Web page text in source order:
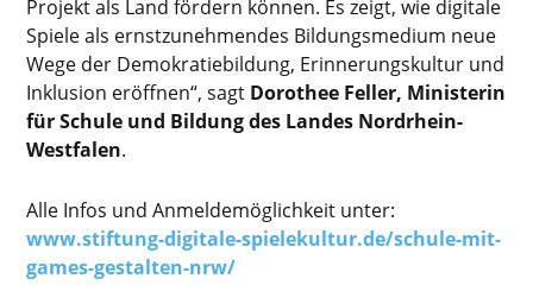
Projekt als Land fördern können. Es zeigt, wie digitale
Spiele als ernstzunehmendes Bildungsmedium neue
Wege der Demokratiebildung, Erinnerungskultur und
Inklusion eröffnen“, sagt Dorothee Feller, Ministerin
für Schule und Bildung des Landes Nordrhein-
Westfalen.
Alle Infos und Anmeldemöglichkeit unter:
www.stiftung-digitale-spielekultur.de/schule-mit-
games-gestalten-nrw/